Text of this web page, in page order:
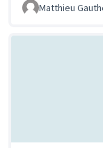
Matthieu